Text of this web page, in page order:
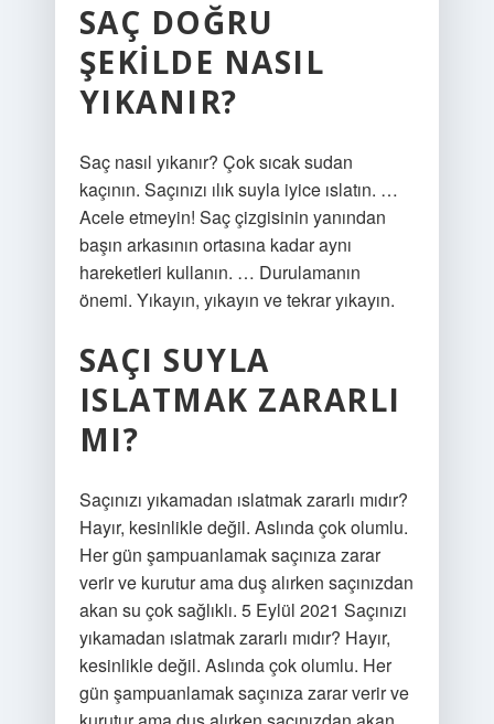
SAÇ DOĞRU
ŞEKILDE NASIL
YIKANIR?
Saç nasıl yıkanır? Çok sıcak sudan
kaçının. Saçınızı ılık suyla iyice ıslatın. …
Acele etmeyin! Saç çizgisinin yanından
başın arkasının ortasına kadar aynı
hareketleri kullanın. … Durulamanın
önemi. Yıkayın, yıkayın ve tekrar yıkayın.
SAÇI SUYLA
ISLATMAK ZARARLI
MI?
Saçınızı yıkamadan ıslatmak zararlı mıdır?
Hayır, kesinlikle değil. Aslında çok olumlu.
Her gün şampuanlamak saçınıza zarar
verir ve kurutur ama duş alırken saçınızdan
akan su çok sağlıklı. 5 Eylül 2021 Saçınızı
yıkamadan ıslatmak zararlı mıdır? Hayır,
kesinlikle değil. Aslında çok olumlu. Her
gün şampuanlamak saçınıza zarar verir ve